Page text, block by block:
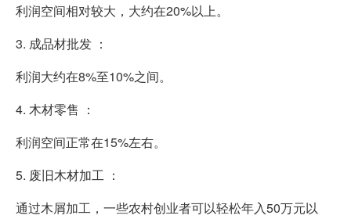
利润空间相对较大，大约在20%以上。
3. 成品材批发 ：
利润大约在8%至10%之间。
4. 木材零售 ：
利润空间正常在15%左右。
5. 废旧木材加工 ：
通过木屑加工，一些农村创业者可以轻松年入50万元以